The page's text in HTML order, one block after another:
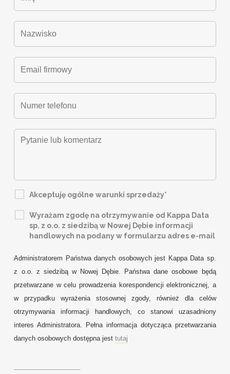
Akceptuję ogólne warunki sprzedaży*
Wyrażam zgodę na otrzymywanie od Kappa Data
sp. z o.o. z siedzibą w Nowej Dębie informacji
handlowych na podany w formularzu adres e-mail
Administratorem Państwa danych osobowych jest Kappa Data sp.
z o.o. z siedzibą w Nowej Dębie. Państwa dane osobowe będą
przetwarzane w celu prowadzenia korespondencji elektronicznej, a
w przypadku wyrażenia stosownej zgody, również dla celów
otrzymywania informacji handlowych, co stanowi uzasadniony
interes Administratora. Pełna informacja dotycząca przetwarzania
danych osobowych dostępna jesttutaj